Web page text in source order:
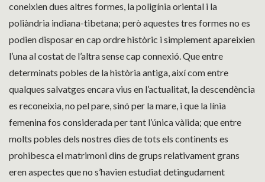
coneixien dues altres formes, la poligínia oriental i la
poliàndria indiana-tibetana; però aquestes tres formes no es
podien disposar en cap ordre històric i simplement apareixien
l’una al costat de l’altra sense cap connexió. Que entre
determinats pobles de la història antiga, així com entre
qualques salvatges encara vius en l’actualitat, la descendència
es reconeixia, no pel pare, sinó per la mare, i que la línia
femenina fos considerada per tant l’única vàlida; que entre
molts pobles dels nostres dies de tots els continents es
prohibesca el matrimoni dins de grups relativament grans
eren aspectes que no s’havien estudiat detingudament